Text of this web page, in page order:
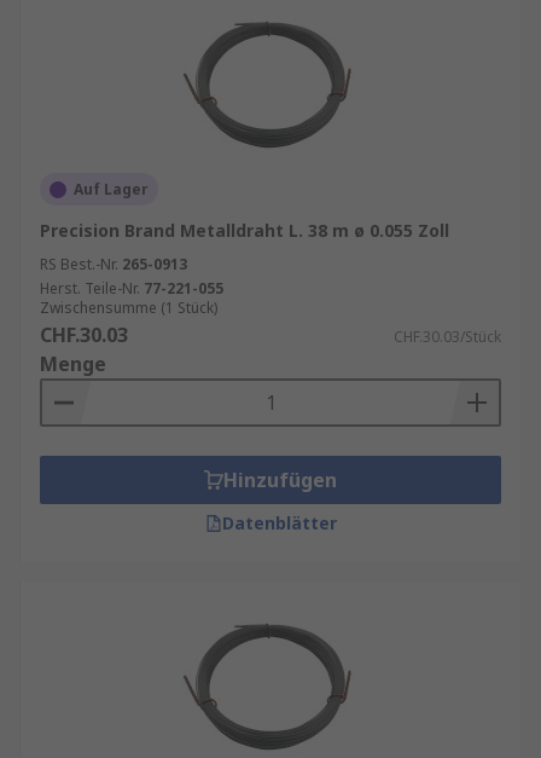
Wir bei RS haben einen Aktionsplan ESG 2030
aufgestellt, um eine nachhaltigere und
integrativere Welt zu unterstützen. Hier finden
Thema nachhaltigere Welt
Auf Lager
Precision Brand Metalldraht L. 38 m ø 0.055 Zoll
RS Best.-Nr. 265-0913
Herst. Teile-Nr. 77-221-055
Zwischensumme (1 Stück)
CHF.30.03 CHF.30.03/Stück
Menge
Hinzufügen
Datenblätter